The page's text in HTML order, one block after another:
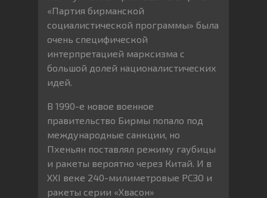
«Партия бирманской
социалистической программы» была
очень специфической
интерпретацией марксизма с
большой долей националистических
идей.
В 1990-е новое военное
правительство Бирмы попало под
международные санкции, но
Пхеньян поставлял режиму гаубицы
и ракеты вероятно через Китай. И в
XXI веке 240-милиметровые РСЗО и
ракеты серии «Хвасон»